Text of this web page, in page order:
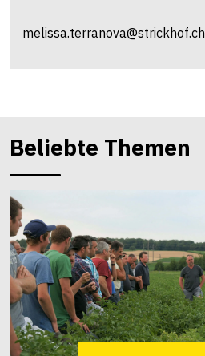
melissa.terranova@strickhof.ch
Beliebte Themen